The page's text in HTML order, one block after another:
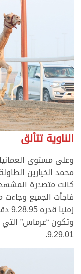
الناوية تتألق
وعلى مستوى
محمد الخيارين
كانت متصدرة المشهد
فاجأت الجميع
وتكون “عرماس”
9.29.01.